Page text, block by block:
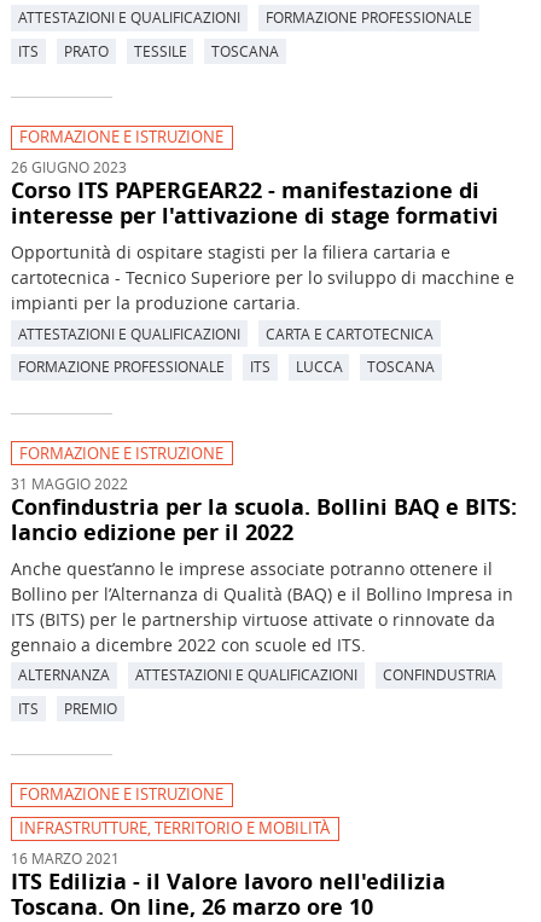
ATTESTAZIONI E QUALIFICAZIONI
FORMAZIONE PROFESSIONALE
ITS
PRATO TESSILE TOSCANA
FORMAZIONE E ISTRUZIONE
26 GIUGNO 2023
Corso ITS PAPERGEAR22 - manifestazione di
interesse per l'attivazione di stage formativi
Opportunità di ospitare stagisti per la filiera cartaria e
cartotecnica - Tecnico Superiore per lo sviluppo di macchine e
impianti per la produzione cartaria.
ATTESTAZIONI E QUALIFICAZIONI
CARTA E CARTOTECNICA
FORMAZIONE PROFESSIONALE
ITS LUCCA TOSCANA
FORMAZIONE E ISTRUZIONE
31 MAGGIO 2022
Confindustria per la scuola. Bollini BAQ e BITS:
lancio edizione per il 2022
Anche quest’anno le imprese associate potranno ottenere il
Bollino per l’Alternanza di Qualità (BAQ) e il Bollino Impresa in
ITS (BITS) per le partnership virtuose attivate o rinnovate da
gennaio a dicembre 2022 con scuole ed ITS.
ALTERNANZA ATTESTAZIONI E QUALIFICAZIONI
CONFINDUSTRIA
ITS
PREMIO
FORMAZIONE E ISTRUZIONE
INFRASTRUTTURE, TERRITORIO E MOBILITÀ
16 MARZO 2021
ITS Edilizia - il Valore lavoro nell'edilizia
Toscana. On line, 26 marzo ore 10